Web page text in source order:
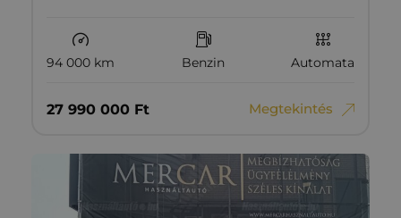
94 000 km Benzin Automata
27‏‏‎ ‎990‏‏‎ ‎000 Ft Megtekintés